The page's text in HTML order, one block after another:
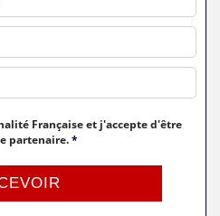
Française et j'accepte d'être
partenaire.*